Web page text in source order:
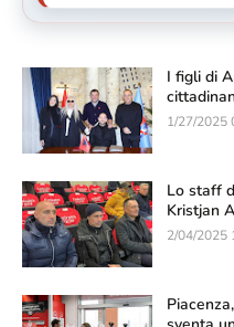
I figli di
1/27/2025
Lo staff
Kristjan
2/04/2025